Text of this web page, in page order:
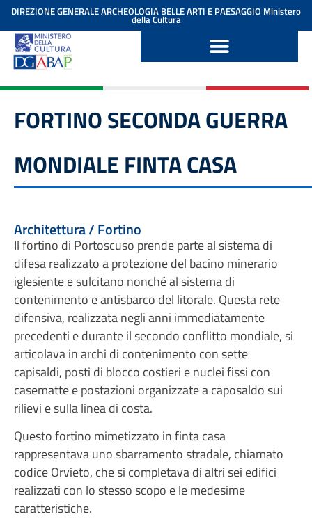
contenuto
DIREZIONE GENERALE ARCHEOLOGIA BELLE ARTI E PAESAGGIO Ministero
della Cultura
FORTINO SECONDA GUERRA
MONDIALE FINTA CASA
Architettura / Fortino
Il fortino di Portoscuso prende parte al sistema di
difesa realizzato a protezione del bacino minerario
iglesiente e sulcitano nonché al sistema di
contenimento e antisbarco del litorale. Questa rete
difensiva, realizzata negli anni immediatamente
precedenti e durante il secondo conflitto mondiale, si
articolava in archi di contenimento con sette
capisaldi, posti di blocco costieri e nuclei fissi con
casematte e postazioni organizzate a caposaldo sui
rilievi e sulla linea di costa.
Questo fortino mimetizzato in finta casa
rappresentava uno sbarramento stradale, chiamato
codice Orvieto, che si completava di altri sei edifici
realizzati con lo stesso scopo e le medesime
caratteristiche.